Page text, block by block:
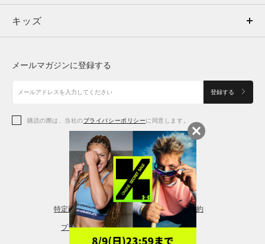
キッズ
アクセサリー
ボトムス
アクセサリー
トップス
シューズ
アクセサリー
レギンス＆タイツ
キッズ
シューズ
メールマガジンに登録する
登録する
購読の際は、当社のプライバシーポリシーに同意します。
特定商取引法に基づく通販の表記 会員規約
プライバシーポリシー